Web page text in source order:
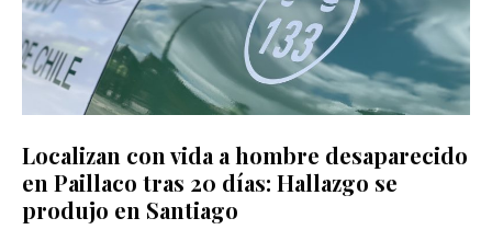
Localizan con vida a hombre desaparecido
en Paillaco tras 20 días: Hallazgo se
produjo en Santiago